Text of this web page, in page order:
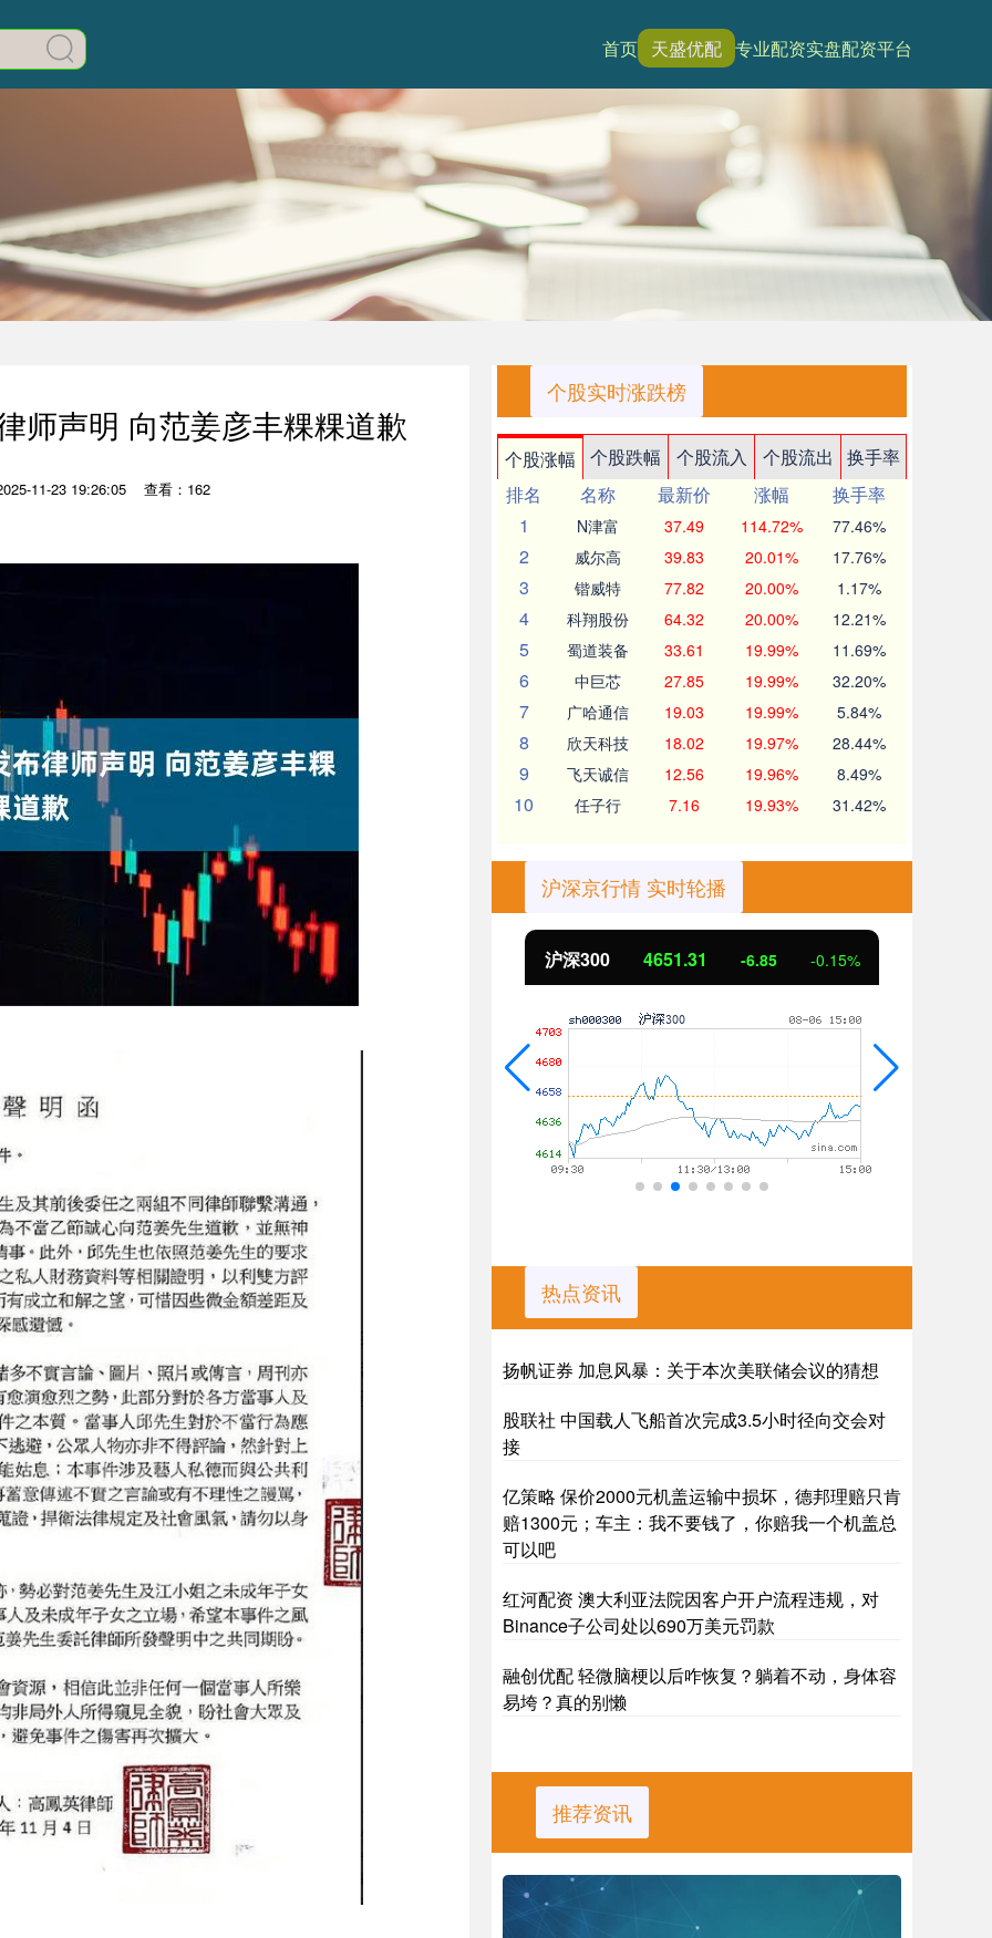
首页 天盛优配 专业配资实盘配资平台
师声明 向范姜彦丰粿粿道歉
11-23 19:26:05 查看：162
个股实时涨跌榜
个股涨幅 个股跌幅 个股流入 个股流出
换手率
排名
名称 最新价 涨幅
换手率
1
N津富 37.49 114.72% 77.46%
2 威尔高 39.83 20.01% 17.76%
3 锴威特 77.82 20.00% 1.17%
4 科翔股份 64.32 20.00% 12.21%
5 蜀道装备 33.61 19.99% 11.69%
6 中巨芯 27.85 19.99% 32.20%
7 广哈通信 19.03 19.99% 5.84%
8 欣天科技 18.02 19.97% 28.44%
9 飞天诚信 12.56 19.96% 8.49%
10 任子行 7.16 19.93% 31.42%
沪深京行情 实时轮播
深证成指 -34.08 沪深300 4651.31 -6.85 -0.15%
热点资讯
扬帆证券 加息风暴：关于本次美联储会议的猜想
股联社 中国载人飞船首次完成3.5小时径向交会对
接
亿策略 保价2000元机盖运输中损坏，德邦理赔只肯
赔1300元；车主：我不要钱了，你赔我一个机盖总
可以吧
红河配资 澳大利亚法院因客户开户流程违规，对
Binance子公司处以690万美元罚款
融创优配 轻微脑梗以后咋恢复？躺着不动，身体容
易垮？真的别懒
推荐资讯